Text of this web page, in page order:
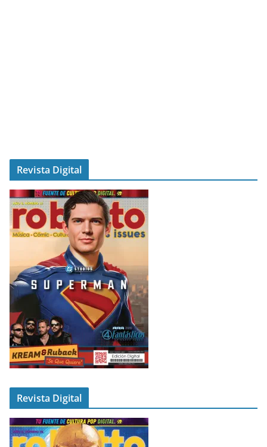
Revista Digital
Revista Digital